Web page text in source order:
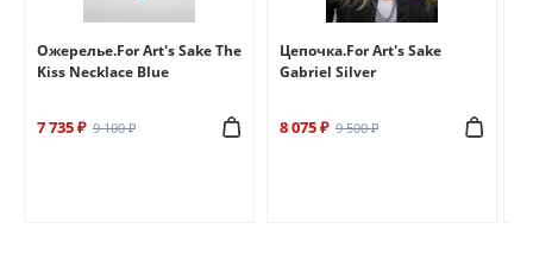
Ожерелье.For Art's Sake The
Kiss Necklace Blue
7 735 ₽ 9 100 ₽
Цепочка.For Art's Sake
Gabriel Silver
8 075 ₽ 9 500 ₽